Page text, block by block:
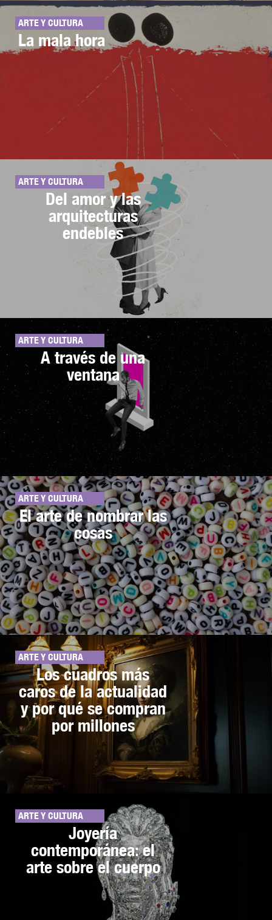
ARTE Y CULTURA
La mala hora
ARTE Y CULTURA
Del amor y las
arquitecturas
endebles
ARTE Y CULTURA
A través de una
ventana
ARTE Y CULTURA
El arte de nombrar las
cosas
ARTE Y CULTURA
Los cuadros más
caros de la actualidad
y por qué se compran
por millones
ARTE Y CULTURA
Joyería
contemporánea: el
arte sobre el cuerpo